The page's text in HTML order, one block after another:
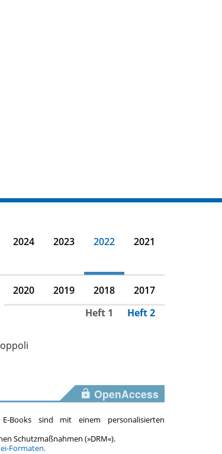
2024 2023 2022 2021
2020 2019 2018 2017
Heft 1 Heft 2
OpenAccess
Books sind mit einem personalisierten
Schutzmaßnahmen (»DRM«).
Formaten.